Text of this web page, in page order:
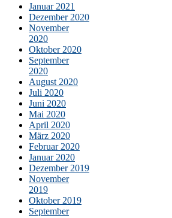
Januar 2021
Dezember 2020
November
2020
Oktober 2020
September
2020
August 2020
Juli 2020
Juni 2020
Mai 2020
April 2020
März 2020
Februar 2020
Januar 2020
Dezember 2019
November
2019
Oktober 2019
September